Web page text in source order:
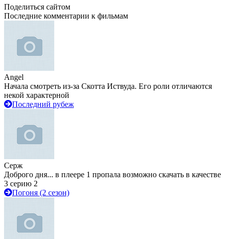
Поделиться сайтом
Последние комментарии к фильмам
Angel
Начала смотреть из-за Скотта Иствуда. Его роли отличаются
некой характерной
Последний рубеж
Серж
Доброго дня... в плеере 1 пропала возможно скачать в качестве
3 серию 2
Погоня (2 сезон)